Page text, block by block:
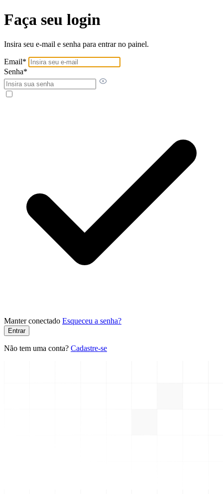
Faça seu login
Insira seu e-mail e senha para entrar no painel.
Email*
Senha*
Manter conectado Esqueceu a senha?
Entrar
Não tem uma conta? Cadastre-se